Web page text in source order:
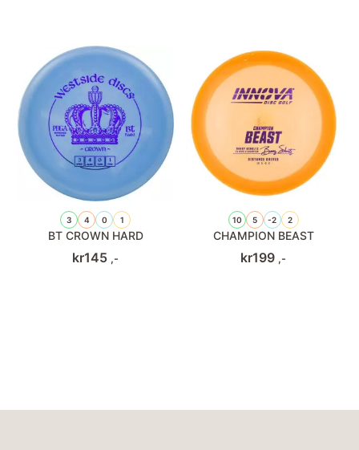
3 4 0 1
BT CROWN HARD
kr145 ,-
10 5 -2 2
CHAMPION BEAST
kr199 ,-